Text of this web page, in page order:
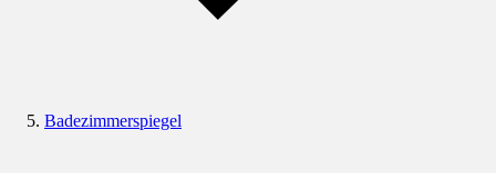
Badezimmerspiegel